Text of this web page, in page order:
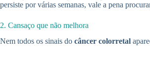
persiste por várias semanas, vale a pena
2. Cansaço que não melhora
Nem todos os sinais do câncer colorretal